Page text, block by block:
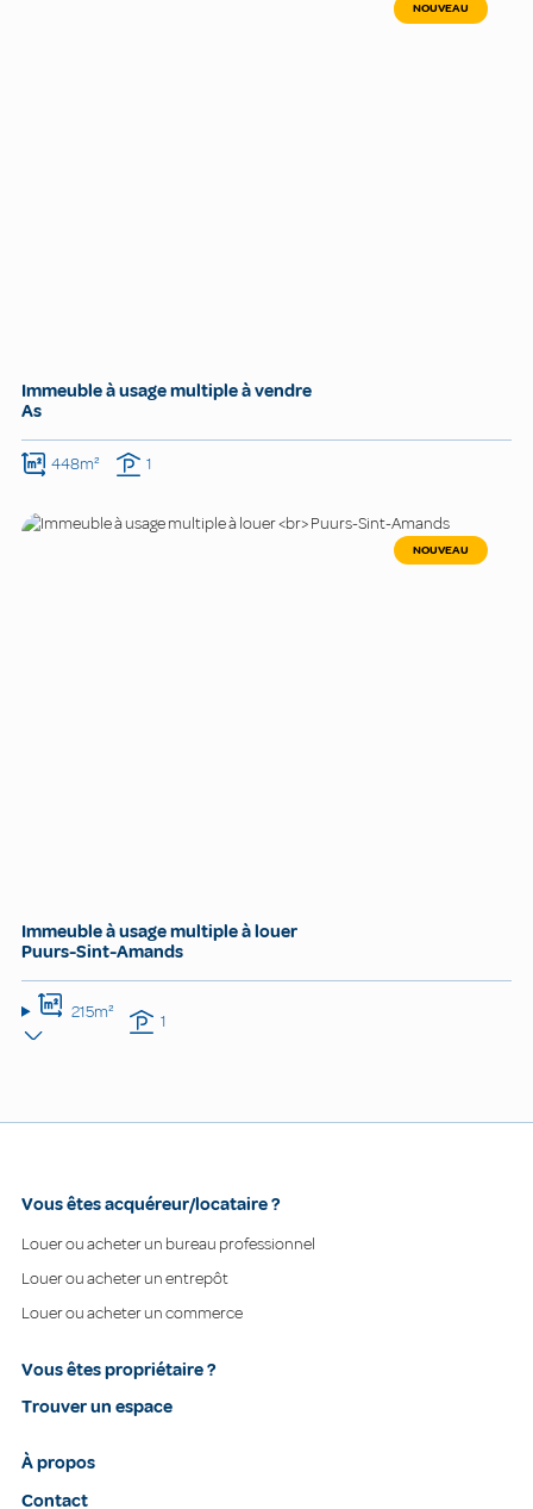
NOUVEAU
Immeuble à usage multiple à vendre
As
448m² 1
NOUVEAU
Immeuble à usage multiple à louer
Puurs-Sint-Amands
215m² 1
Vous êtes acquéreur/locataire ?
Louer ou acheter un bureau professionnel
Louer ou acheter un entrepôt
Louer ou acheter un commerce
Vous êtes propriétaire ?
Trouver un espace
À propos
Contact